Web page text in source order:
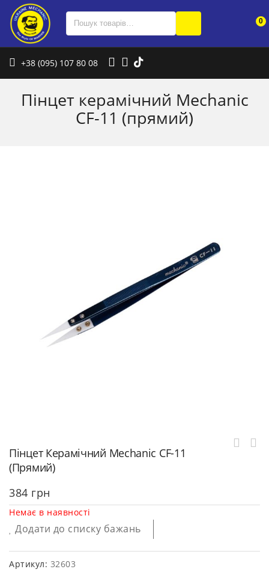
0
+38 (095) 107 80 08
Пінцет керамічний Mechanic
CF-11 (прямий)
Пінцет Керамічний Mechanic CF-11
(прямий)
384 грн
Немає в наявності
Додати до списку бажань
Артикул: 32603